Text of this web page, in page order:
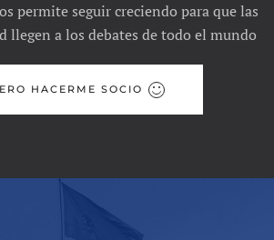
permite seguir creciendo para que las
llegen a los debates de todo el mundo
HACERME SOCIO